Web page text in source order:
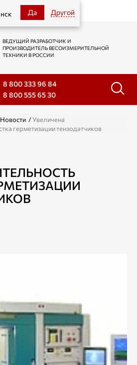
Да Другой
ВЕДУЩИЙ РАЗРАБОТЧИК И
ПРОИЗВОДИТЕЛЬ ВЕСОИЗМЕРИТЕЛЬНОЙ
ТЕХНИКИ В РОССИИ
8 800 333 96 84
8 800 555 65 30
Новости /Увеличена
герметизации тензодатчиков